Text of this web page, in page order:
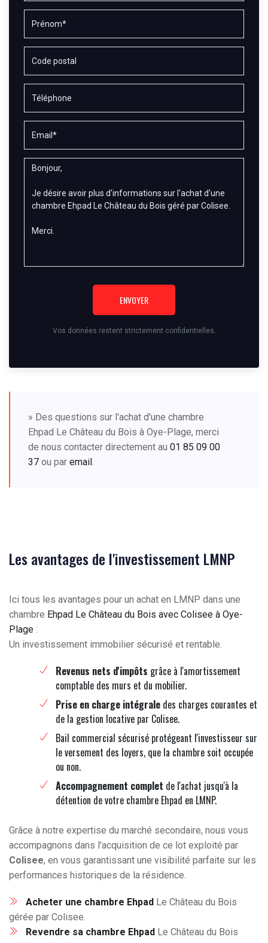
ENVOYER
Vos données restent strictement confidentielles.
» Des questions sur l'achat d'une chambre
Ehpad Le Château du Bois à Oye-Plage, merci
de nous contacter directement au 01 85 09 00
37 ou par email
Les avantages de l'investissement LMNP
Ici tous les avantages pour un achat en LMNP dans une
chambre Ehpad Le Château du Bois avec Colisee à Oye-
Plage :
Un investissement immobilier sécurisé et rentable.
Revenus nets d'impôts grâce à l'amortissement
comptable des murs et du mobilier.
Prise en charge intégrale des charges courantes et
de la gestion locative par Colisee.
Bail commercial sécurisé protégeant l'investisseur sur
le versement des loyers, que la chambre soit occupée
ou non.
Accompagnement complet de l'achat jusqu'à la
détention de votre chambre Ehpad en LMNP.
Grâce à notre expertise du marché secondaire, nous vous
accompagnons dans l'acquisition de ce lot exploité par
Colisee, en vous garantissant une visibilité parfaite sur les
performances historiques de la résidence.
Acheter une chambre Ehpad Le Château du Bois
gérée par Colisee.
Revendre sa chambre Ehpad Le Château du Bois